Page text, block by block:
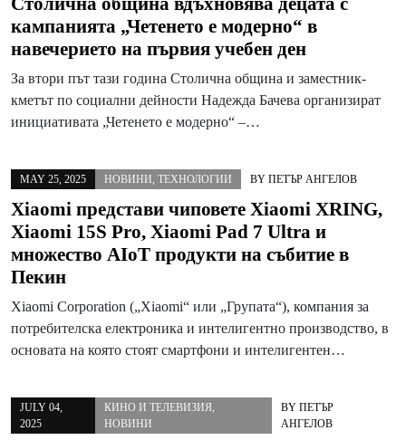
кампанията „Четенето е модерно“ в
навечерието на първия учебен ден
За втори път тази година Столична община и заместник-
кметът по социални дейности Надежда Бачева организират
инициативата „Четенето е модерно“ –…
MAY 25, 2025 НОВИНИ ТЕХНОЛОГИИ BY ПЕТЪР АНГЕЛОВ
Xiaomi представи чиповете Xiaomi XRING,
Xiaomi 15S Pro, Xiaomi Pad 7 Ultra и
множество AIoT продукти на събитие в
Пекин
Xiaomi Corporation („Xiaomi“ или „Групата“), компания за
потребителска електроника и интелигентно производство, в
основата на която стоят смартфони и интелигентен…
JULY 04,
2025
КИНО И ТЕЛЕВИЗИЯ,
НОВИНИ
BY ПЕТЪР
АНГЕЛОВ